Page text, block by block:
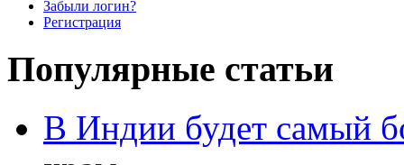
Забыли логин?
Регистрация
Популярные статьи
В Индии будет самый